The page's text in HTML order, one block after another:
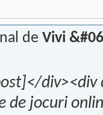
de Vivi
div><div
de jocuri